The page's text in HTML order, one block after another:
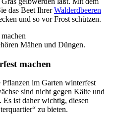
das Beet IhrerWalderdbeeren
und so vor Frost schützen.
Mähen und Düngen.
machen
im Garten winterfest
sind nicht gegen Kälte und
Es ist daher wichtig, diesen
zu bieten.